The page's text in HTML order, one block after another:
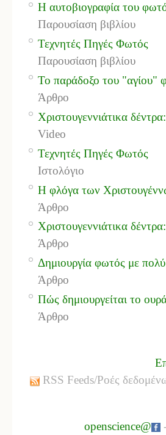
Η αυτοβιογραφία του
Παρουσίαση βιβλίου
Τεχνητές Πηγές Φωτός
Παρουσίαση βιβλίου
Το παράδοξο του "αγίου"
Άρθρο
Χριστουγεννιάτικα
Video
Τεχνητές Πηγές Φωτός
Ιστολόγιο
Η φλόγα των
Άρθρο
Χριστουγεννιάτικα
Άρθρο
Δημιουργία φωτός με πολύ
Άρθρο
Πώς δημιουργείται το
Άρθρο
RSS Feeds/Ροές
openscience@